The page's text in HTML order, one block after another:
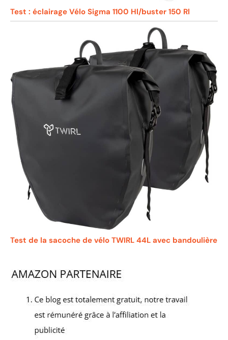
Test : éclairage Vélo Sigma 1100 Hl/buster 150 Rl
Test de la sacoche de vélo TWIRL 44L avec bandoulière